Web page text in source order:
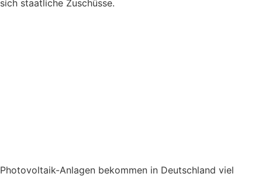
sich staatliche Zuschüsse.
Photovoltaik-Anlagen bekommen in Deutschland viel